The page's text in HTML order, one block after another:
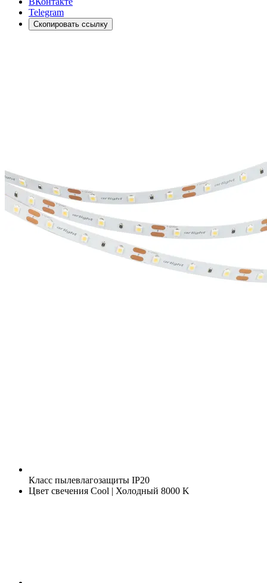
Telegram
Скопировать ссылку
Класс пылевлагозащиты IP20
Цвет свечения Cool | Холодный 8000 K